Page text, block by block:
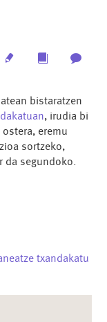
Multimedia
bistaratzen
, irudia bi
ostera, eremu
sortzeko,
da segundoko.
txandakatu